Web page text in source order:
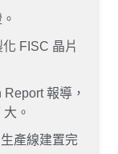
FISC 晶片
報導，
。
產線建置完